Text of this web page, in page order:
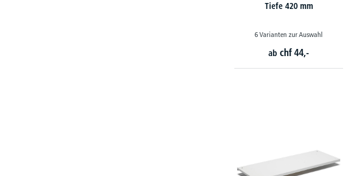
Tiefe 420 mm
6 Varianten zur Auswahl
ab chf 44,-